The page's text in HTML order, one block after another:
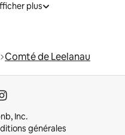
plus
Comté de Leelanau
Inc.
générales